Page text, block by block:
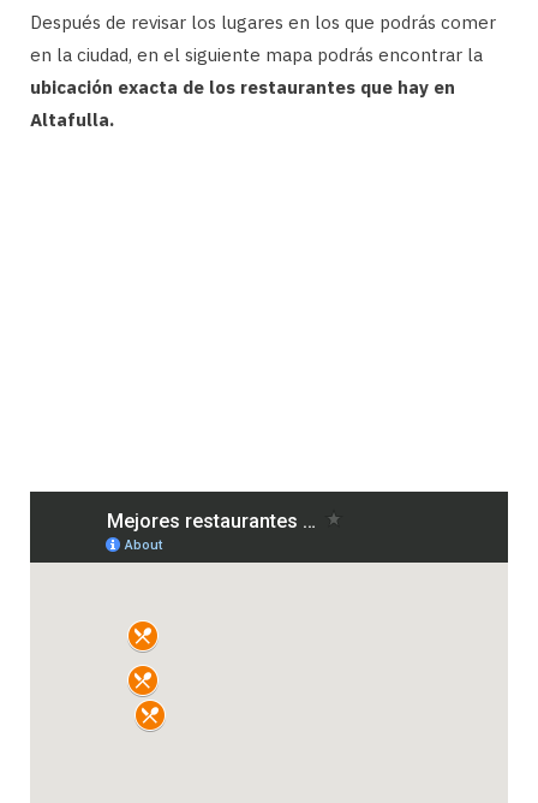
Después de revisar los lugares en los que podrás comer
en la ciudad, en el siguiente mapa podrás encontrar la
ubicación exacta de los restaurantes que hay en
Altafulla.